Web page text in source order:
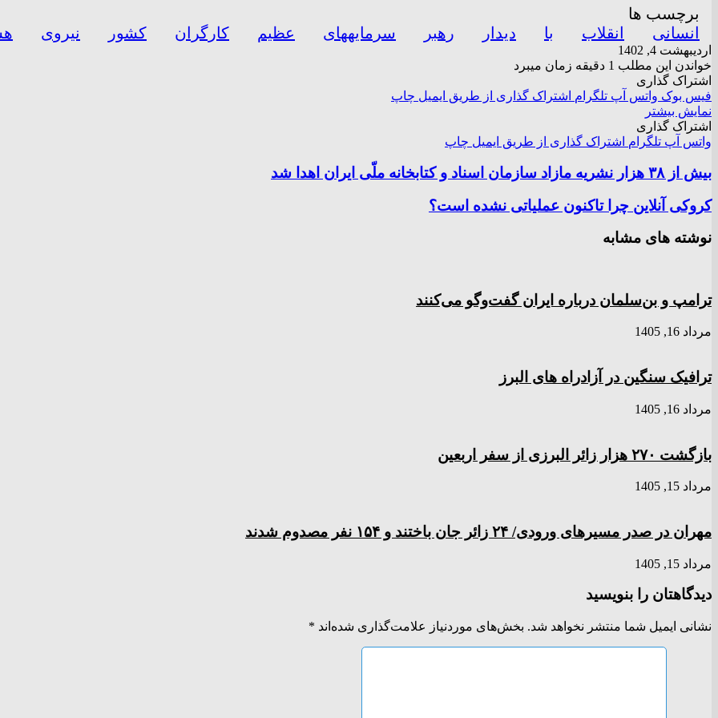
برچسب ها
انسانی
انقلاب با دیدار رهبر سرمایههای عظیم کارگران کشور نیروی
اردیبهشت 4, 1402
خواندن این مطلب 1 دقیقه زمان میبرد
اشتراک گذاری
فیس بوک واتس آپ تلگرام اشتراک گذاری از طریق ایمیل چاپ
نمایش بیشتر
اشتراک گذاری
واتس آپ تلگرام اشتراک گذاری از طریق ایمیل چاپ
بیش از ۳۸ هزار نشریه مازاد سازمان اسناد و کتابخانه ملّی ایران اهدا شد
کروکی آنلاین چرا تاکنون عملیاتی نشده است؟
نوشته های مشابه
ترامپ و بن‌سلمان درباره ایران گفت‌و‌گو می‌کنند
مرداد 16, 1405
ترافیک سنگین در آزادراه های البرز
مرداد 16, 1405
بازگشت ۲۷۰ هزار زائر البرزی از سفر اربعین
مرداد 15, 1405
مهران در صدر مسیر‌های ورودی/ ۲۴ زائر جان باختند و ۱۵۴ نفر مصدوم شدند
مرداد 15, 1405
دیدگاهتان را بنویسید
نشانی ایمیل شما منتشر نخواهد شد. بخش‌های موردنیاز علامت‌گذاری شده‌اند *